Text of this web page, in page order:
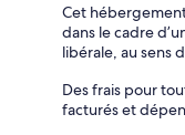
Cet
dans le cadre
libérale, au sens
Des frais pour
facturés et